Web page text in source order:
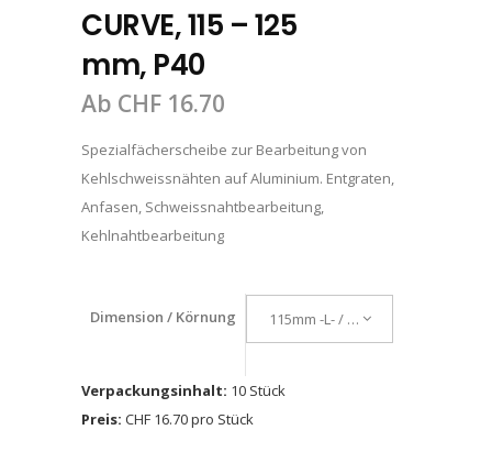
CURVE, 115 – 125
mm, P40
Ab CHF 16.70
Spezialfächerscheibe zur Bearbeitung von
Kehlschweissnähten auf Aluminium. Entgraten,
Anfasen, Schweissnahtbearbeitung,
Kehlnahtbearbeitung
Dimension / Körnung 115mm -L- / A 40
Verpackungsinhalt: 10 Stück
Preis: CHF 16.70 pro Stück